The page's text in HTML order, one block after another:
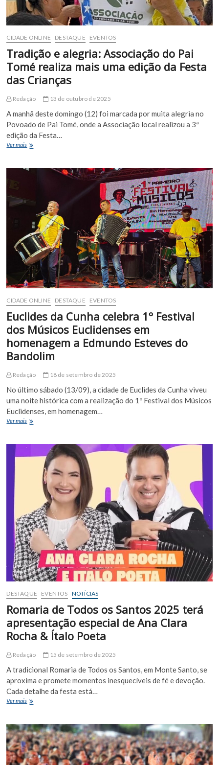
CIDADE ONLINE DESTAQUE EVENTOS
Tradição e alegria: Associação do Pai
Tomé realiza mais uma edição da Festa
das Crianças
Redação 13 de outubro de 2025
A manhã deste domingo (12) foi marcada por muita alegria no
Povoado de Pai Tomé, onde a Associação local realizou a 3ª
edição da Festa…
Ver maisTradição
Associação
mais
uma
edição
da
Festa
das
Crianças
CIDADE ONLINE DESTAQUE EVENTOS
Euclides da Cunha celebra 1º Festival
dos Músicos Euclidenses em
homenagem a Edmundo Esteves do
Bandolim
Redação 18 de setembro de 2025
No último sábado (13/09), a cidade de Euclides da Cunha viveu
uma noite histórica com a realização do 1º Festival dos Músicos
Euclidenses, em homenagem…
Ver maisEuclides
celebra
1º
Festival
Músicos
Euclidenses
homenagem
a
Edmundo
Esteves
do
Bandolim
DESTAQUE EVENTOS NOTÍCIAS
Romaria de Todos os Santos 2025 terá
apresentação especial de Ana Clara
Rocha & Ítalo Poeta
Redação 15 de setembro de 2025
A tradicional Romaria de Todos os Santos, em Monte Santo, se
aproxima e promete momentos inesquecíveis de fé e devoção.
Cada detalhe da festa está…
Ver maisRomaria
os
Santos
2025
terá
apresentação